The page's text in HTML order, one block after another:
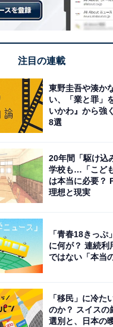
注目の連載
東野圭吾や湊か
い、「業と罪」
いかわ』から強
8選
20年間「駆け込
学校も…「こど
は本当に必要？
理想と現実
「青春18きっ
に何が？ 連続利
ではない「本当
「移民」に冷た
のか？ スイスの
選別と、日本の